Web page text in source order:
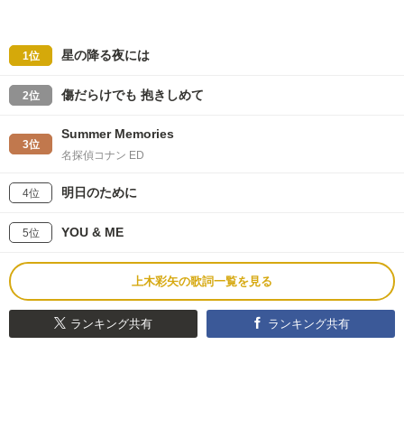
1位 星の降る夜には
2位 傷だらけでも 抱きしめて
3位
Summer Memories
名探偵コナン ED
4位 明日のために
5位 YOU & ME
上木彩矢の歌詞一覧を見る
ランキング共有 ランキング共有